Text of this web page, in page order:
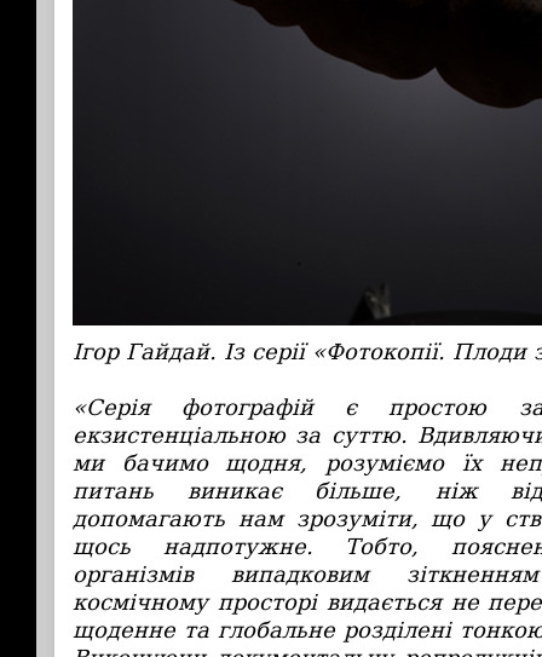
Ігор Гайдай. Із серії «Фотокопії. Плоди
«Серія фотографій є простою
екзистенціальною за суттю.
ми бачимо щодня, розуміємо їх
питань виникає більше, ніж
допомагають нам зрозуміти, що у
щось надпотужне. Тобто,
організмів випадковим
космічному просторі видається не
щоденне та глобальне розділені